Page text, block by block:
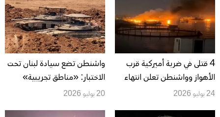
قائد «سنتكوم»
4 قتلى في ضربة أميركية قرب
الأهواز وواشنطن تعلن انتهاء
ليلتها الـ13 من الهجمات على
24 يوليو 2026
واشنطن تضع سيادة لبنان تحت
الاختبار: «مناطق تجريبية»
وانسحاب إسرائيلي مشروط
20 يوليو 2026